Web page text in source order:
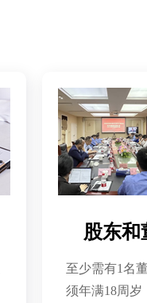
股东和
至少需有1名
须年满18周岁